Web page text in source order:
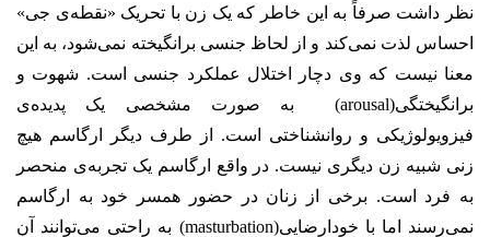
نظر داشت صرفاً به این خاطر که یک زن با تحریک «نقطه‌ی جی»
احساس لذت نمی‌کند و از لحاظ جنسی برانگیخته نمی‌شود، به این
معنا نیست که وی دچار اختلال عملکرد جنسی است. شهوت و
برانگیختگی(arousal) به صورت مشخصی یک پدیده‌ی
فیزویولوژیکی و روانشناختی است. از طرف دیگر ارگاسم هیچ
زنی شبیه زن دیگری نیست. در واقع ارگاسم یک تجربه‌ی منحصر
به فرد است. برخی از زنان در حضور همسر خود به ارگاسم
نمی‌رسند اما با خودارضایی(masturbation) به راحتی می‌توانند آن